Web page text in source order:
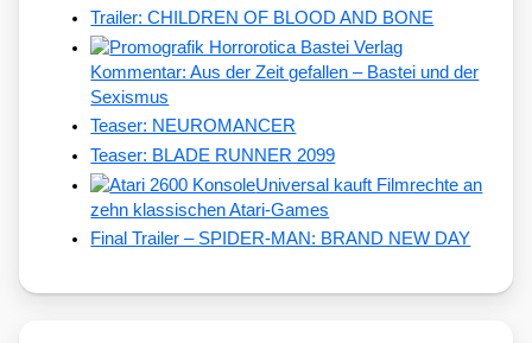
Trailer: CHILDREN OF BLOOD AND BONE
Kommentar: Aus der Zeit gefallen – Bastei und der
Sexismus
Teaser: NEUROMANCER
Teaser: BLADE RUNNER 2099
Universal kauft Filmrechte an
zehn klassischen Atari-Games
Final Trailer – SPIDER-MAN: BRAND NEW DAY